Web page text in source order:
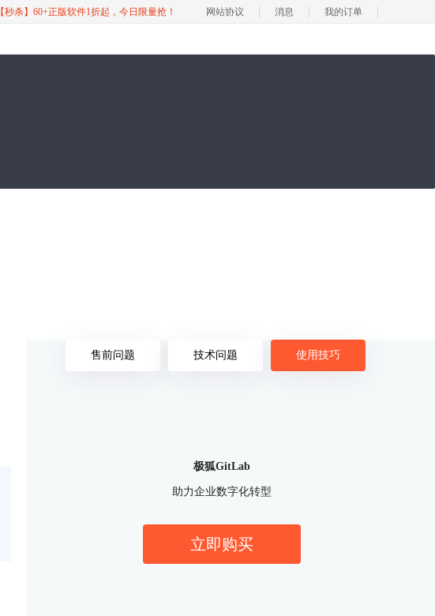
【秒杀】60+正版软件1折起，今日限量抢！ 网站协议 消息 我的订单
售前问题 技术问题 使用技巧
极狐GitLab
助力企业数字化转型
立即购买